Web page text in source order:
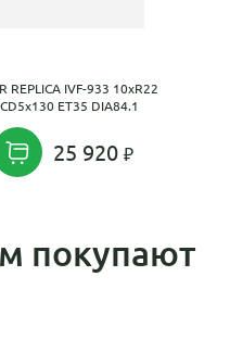
REPLICA IVF-933 10xR22
ET35 DIA84.1
25 920
покупают